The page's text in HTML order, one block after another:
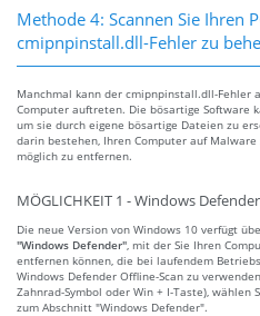
Methode 4: Scannen Sie Ihren
cmipnpinstall.dll-Fehler zu
Manchmal kann der cmipnpinstall.dll-Fehler
Computer auftreten. Die bösartige Software
um sie durch eigene bösartige Dateien zu
darin bestehen, Ihren Computer auf
möglich zu entfernen.
MÖGLICHKEIT 1 - Windows Defender
Die neue Version von Windows 10 verfügt
"Windows Defender" , mit der Sie Ihren
entfernen können, die bei laufendem
Windows Defender Offline-Scan zu
Zahnrad-Symbol oder Win + I-Taste), wählen
zum Abschnitt "Windows Defender".